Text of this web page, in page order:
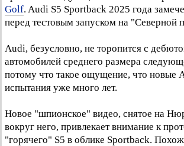
Golf. Audi S5 Sportback 2025 года
перед тестовым запуском на "Северной
Audi, безусловно, не торопится с
автомобилей среднего размера
потому что такое ощущение, что новые
испытания уже много лет.
Новое "шпионское" видео, снятое на
вокруг него, привлекает внимание к
"горячего" S5 в облике Sportback.